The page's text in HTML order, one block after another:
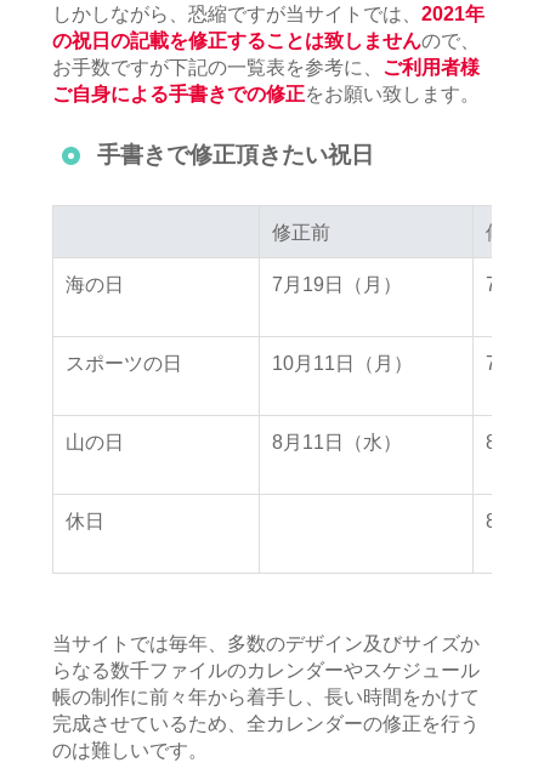
しかしながら、恐縮ですが当サイトでは、 2021年
の祝日の記載を修正することは致しませんので、
お手数ですが下記の一覧表を参考に、 ご利用者様
ご自身による手書きでの修正をお願い致します。
手書きで修正頂きたい祝日
修正前 修正後
海の日 7月19日（月） 7月22
スポーツの日 10月11日（月） 7月23
山の日 8月11日（水） 8月8
休日 8月9
修正前 修正後
当サイトでは毎年、多数のデザイン及びサイズか
らなる数千ファイルのカレンダーやスケジュール
帳の制作に前々年から着手し、長い時間をかけて
完成させているため、全カレンダーの修正を行う
のは難しいです。